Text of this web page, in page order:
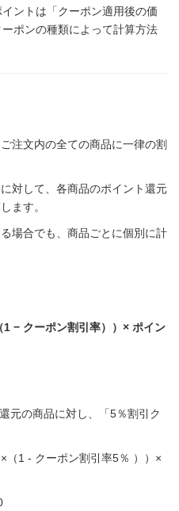
ントは「クーポン適用後の価
ポンの種類によって計算方法
注文内の全ての商品に一律の割
対して、各商品のポイント還元
ます。
場合でも、商品ごとに個別に計
− クーポン割引率））× ポイン
元の商品に対し、「5％割引ク
（1 - クーポン割引率5％ ））×